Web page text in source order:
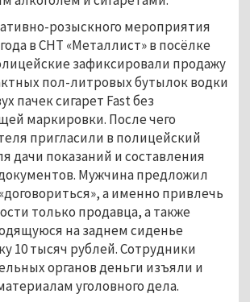
розыскного мероприятия
в СНТ «Металлист» в посёлке
зафиксировали продажу
пол-литровых бутылок водки
пачек сигарет Fast без
маркировки. После чего
пригласили в полицейский
дачи показаний и составления
Мужчина предложил
а именно привлечь
только продавца, а также
на заднем сиденье
10 тысяч рублей. Сотрудники
органов деньги изъяли и
уголовного дела.